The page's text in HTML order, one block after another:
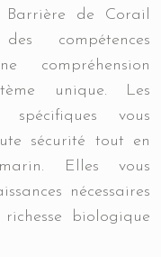
de Corail
compétences
compréhension
unique. Les
vous
sécurité tout en
marin. Elles vous
nécessaires
biologique